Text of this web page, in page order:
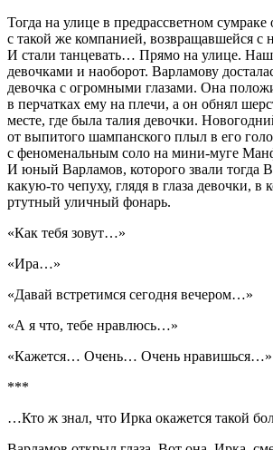
Тогда на улице в предрассветном сумраке
с такой же компанией, возвращавшейся с
И стали танцевать… Прямо на улице.
девочками и наоборот. Варламову
девочка с огромными глазами. Она
в перчатках ему на плечи, а он обнял
месте, где была талия девочки.
от выпитого шампанского плыл в его
с феноменальным соло на мини-муге
И юный Варламов, которого звали тогда
какую-то чепуху, глядя в глаза девочки, в
ртутный уличный фонарь.
«Как тебя зовут…»
«Ира…»
«Давай встретимся сегодня вечером…»
«А я что, тебе нравлюсь…»
«Кажется… Очень… Очень нравишься…»
***
…Кто ж знал, что Ирка окажется такой